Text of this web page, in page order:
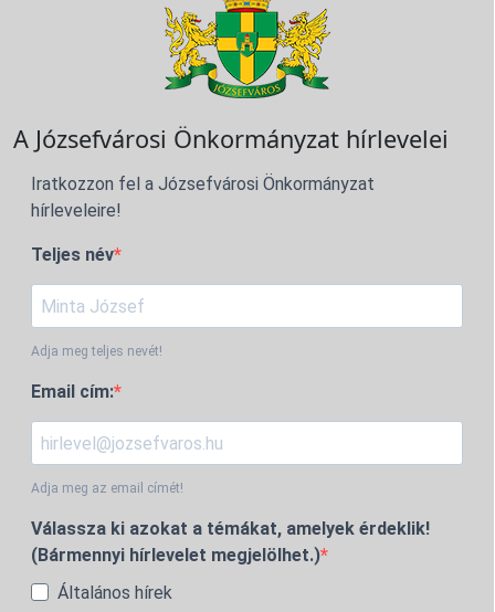
A Józsefvárosi Önkormányzat hírlevelei
Iratkozzon fel a Józsefvárosi Önkormányzat
hírleveleire!
Teljes név
Adja meg teljes nevét!
Email cím:
Adja meg az email címét!
Válassza ki azokat a témákat, amelyek érdeklik!
(Bármennyi hírlevelet megjelölhet.)
Általános hírek